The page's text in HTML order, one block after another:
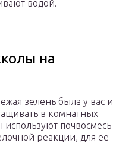
водой.
на
зелень была у вас и
в комнатных
используют почвосмесь
реакции, для ее